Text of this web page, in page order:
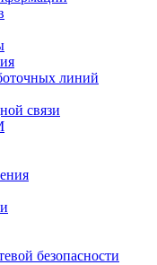
линий
связи
безопасности